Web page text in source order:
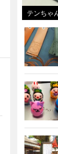
テンちゃ